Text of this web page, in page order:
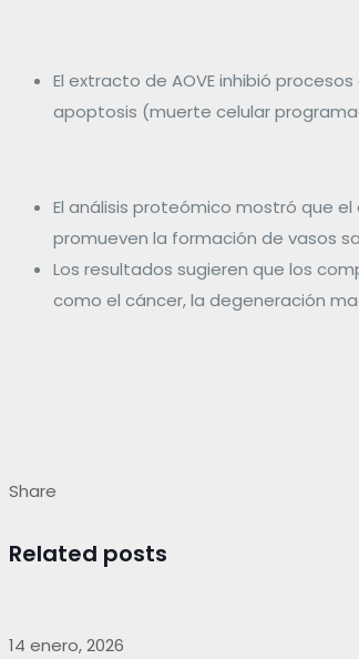
El extracto de AOVE inhibió
apoptosis (muerte celular
El análisis proteómico mostró que
promueven la formación de vasos
Los resultados sugieren que los
como el cáncer, la degeneración
Share
Related posts
14 enero, 2026